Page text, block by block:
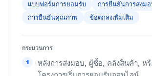
แบบฟอร์มการยอมรับ
การยืนยันการส่งม
การยืนยันคุณภาพ
ข้อตกลงเพิ่มเติม
กระบวนการ
1
หลังการส่งมอบ, ผู้ซื้อ, คลังสินค้า, หรื